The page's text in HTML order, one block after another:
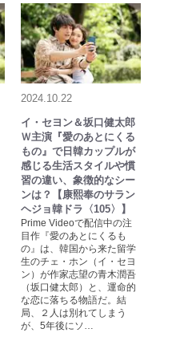
2024.10.22
イ・セヨン＆坂口健太郎
Ｗ主演『愛のあとにくる
もの』で日韓カップルが
感じる生活スタイルや慣
習の違い、象徴的なシー
ンは？【康熙奉のサラン
ヘジョ韓ドラ〈105〉】
Prime Videoで配信中の注
目作『愛のあとにくるも
の』は、韓国から来た留学
生のチェ・ホン（イ・セヨ
ン）が作家志望の青木潤吾
（坂口健太郎）と、運命的
な恋に落ちる物語だ。結
局、２人は別れてしまう
が、5年後にソ…